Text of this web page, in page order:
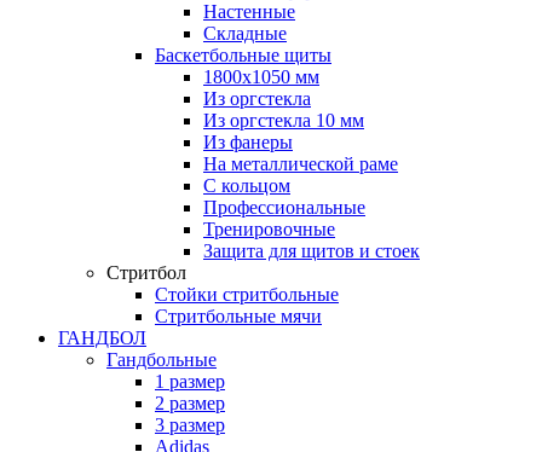
Настенные
Складные
Баскетбольные щиты
1800х1050 мм
Из оргстекла
Из оргстекла 10 мм
Из фанеры
На металлической раме
С кольцом
Профессиональные
Тренировочные
Защита для щитов и стоек
Стритбол
Стойки стритбольные
Стритбольные мячи
ГАНДБОЛ
Гандбольные
1 размер
2 размер
3 размер
Adidas